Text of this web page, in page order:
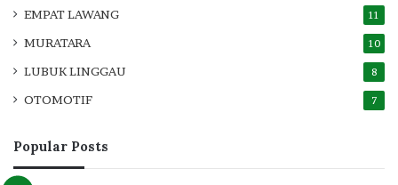
EMPAT LAWANG 11
MURATARA 10
LUBUK LINGGAU 8
OTOMOTIF 7
Popular Posts